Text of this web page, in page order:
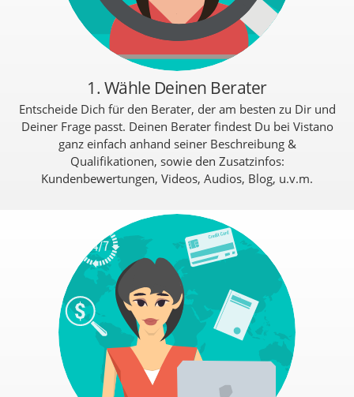
1. Wähle Deinen Berater
Entscheide Dich für den Berater, der am besten zu Dir und
Deiner Frage passt. Deinen Berater findest Du bei Vistano
ganz einfach anhand seiner Beschreibung &
Qualifikationen, sowie den Zusatzinfos:
Kundenbewertungen, Videos, Audios, Blog, u.v.m.